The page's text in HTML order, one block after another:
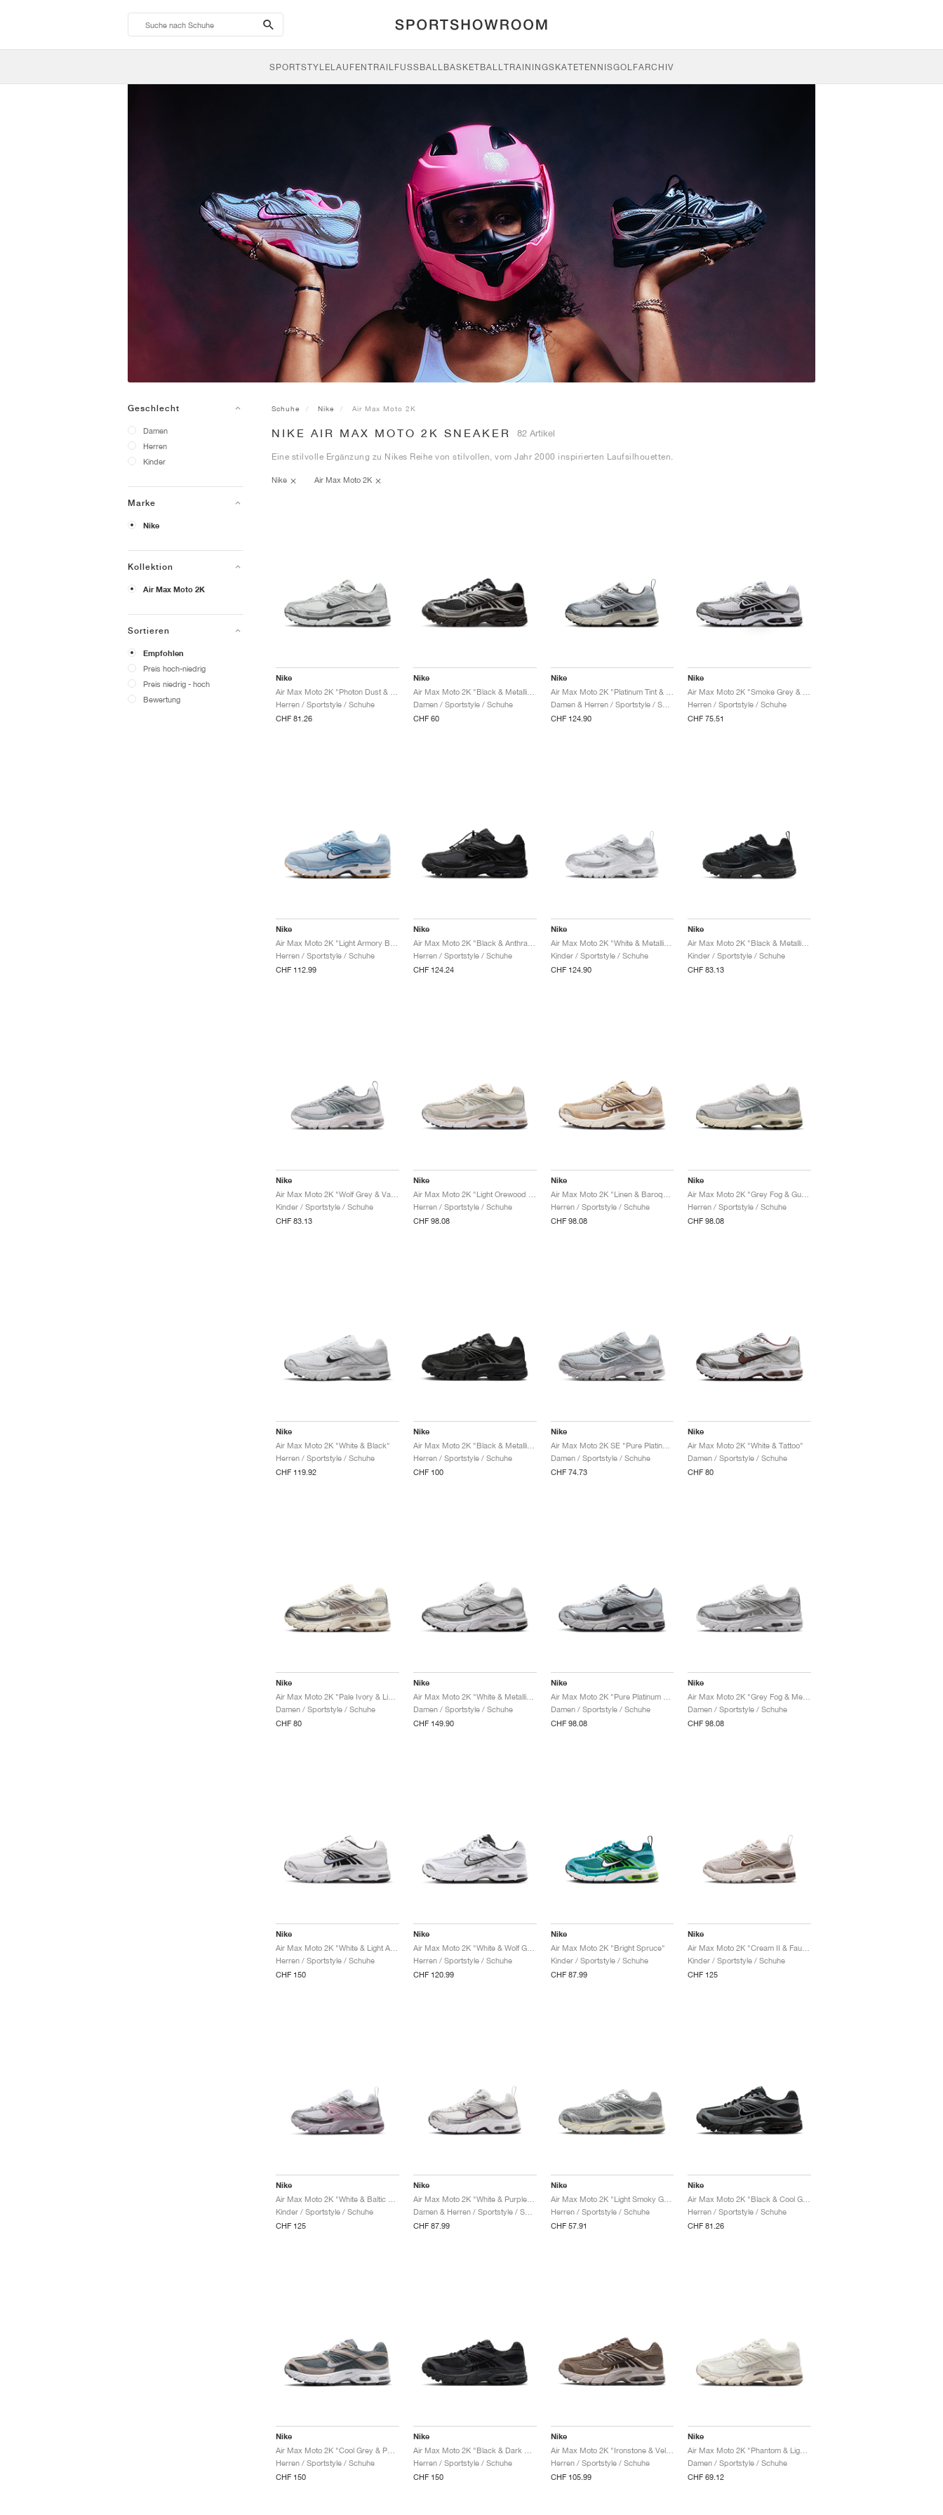
search-
btn
SPORTSTYLELAUFENTRAILFUSSBALL BASKETBALLTRAININGSKATETENNISGOLFARCHIV
Geschlecht
Damen
Herren
Kinder
Marke
Nike
Kollektion
Air Max Moto 2K
Sortieren
Empfohlen
Preis hoch-niedrig
Preis niedrig - hoch
Bewertung
Schuhe Nike Air Max Moto 2K
NIKE AIR MAX MOTO 2K SNEAKER 82 Artikel
Eine stilvolle Ergänzung zu Nikes Reihe von stilvollen, vom Jahr 2000 inspirierten Laufsilhouetten.
Nike Air Max Moto 2K
Nike
Herren / Sportstyle / Schuhe
CHF 81.26
Nike
Air Max Moto 2K "Black & Metallic Silver"
Damen / Sportstyle / Schuhe
CHF 60
Nike
Damen & Herren / Sportstyle / Schuhe
CHF 124.90
Nike
Herren / Sportstyle / Schuhe
CHF 75.51
Nike
Herren / Sportstyle / Schuhe
CHF 112.99
Nike
Herren / Sportstyle / Schuhe
CHF 124.24
Nike
Air Max Moto 2K "White & Metallic Silver"
Kinder / Sportstyle / Schuhe
CHF 124.90
Nike
Kinder / Sportstyle / Schuhe
CHF 83.13
Nike
Kinder / Sportstyle / Schuhe
CHF 83.13
Nike
Herren / Sportstyle / Schuhe
CHF 98.08
Nike
Herren / Sportstyle / Schuhe
CHF 98.08
Nike
Herren / Sportstyle / Schuhe
CHF 98.08
Nike
Air Max Moto 2K "White & Black"
Herren / Sportstyle / Schuhe
CHF 119.92
Nike
Air Max Moto 2K "Black & Metallic Dark Grey"
Herren / Sportstyle / Schuhe
CHF 100
Nike
Air Max Moto 2K SE "Pure Platinum & Wolf Grey"
Damen / Sportstyle / Schuhe
CHF 74.73
Nike
Air Max Moto 2K "White & Tattoo"
Damen / Sportstyle / Schuhe
CHF 80
Nike
Damen / Sportstyle / Schuhe
CHF 80
Nike
Air Max Moto 2K "White & Metallic Silver"
Damen / Sportstyle / Schuhe
CHF 149.90
Nike
Damen / Sportstyle / Schuhe
CHF 98.08
Nike
Damen / Sportstyle / Schuhe
CHF 98.08
Nike
Herren / Sportstyle / Schuhe
CHF 150
Nike
Air Max Moto 2K "White & Wolf Grey"
Herren / Sportstyle / Schuhe
CHF 120.99
Nike
Air Max Moto 2K "Bright Spruce"
Kinder / Sportstyle / Schuhe
CHF 87.99
Nike
Kinder / Sportstyle / Schuhe
CHF 125
Nike
Kinder / Sportstyle / Schuhe
CHF 125
Nike
Air Max Moto 2K "White & Purple Dynasty"
Damen & Herren / Sportstyle / Schuhe
CHF 87.99
Nike
Air Max Moto 2K "Light Smoky Grey & Sail"
Herren / Sportstyle / Schuhe
CHF 57.91
Nike
Herren / Sportstyle / Schuhe
CHF 81.26
Nike
Herren / Sportstyle / Schuhe
CHF 150
Nike
Herren / Sportstyle / Schuhe
CHF 150
Nike
Air Max Moto 2K "Ironstone & Velvet Brown"
Herren / Sportstyle / Schuhe
CHF 105.99
Nike
Damen / Sportstyle / Schuhe
CHF 69.12